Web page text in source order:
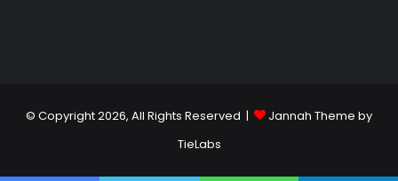
© Copyright 2026, All Rights Reserved |
Jannah Theme by
TieLabs